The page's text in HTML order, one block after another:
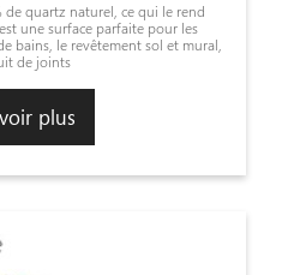
de quartz naturel, ce qui le rend
une surface parfaite pour les
bains, le revêtement sol et mural,
de joints
plus